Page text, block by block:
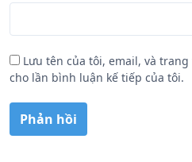
Lưu tên của tôi, email, và
cho lần bình luận kế tiếp của tôi.